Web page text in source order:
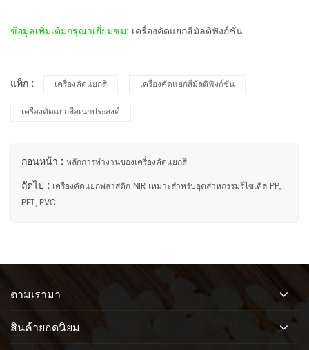
ข้อมูลเพิ่มเติมกรุณาเยี่ยมชม: เครื่องคัดแยกสีมัลติฟังก์ชั่น
แท็ก : เครื่องคัดแยกสี เครื่องคัดแยกสีมัลติฟังก์ชั่น
เครื่องคัดแยกสีอเนกประสงค์
ก่อนหน้า : หลักการทำงานของเครื่องคัดเเยกสี
ถัดไป : เครื่องคัดแยกพลาสติก NIR เหมาะสำหรับอุตสาหกรรมรีไซเคิล PP,
PET, PVC
ตามเรามา
สินค้ายอดนิยม